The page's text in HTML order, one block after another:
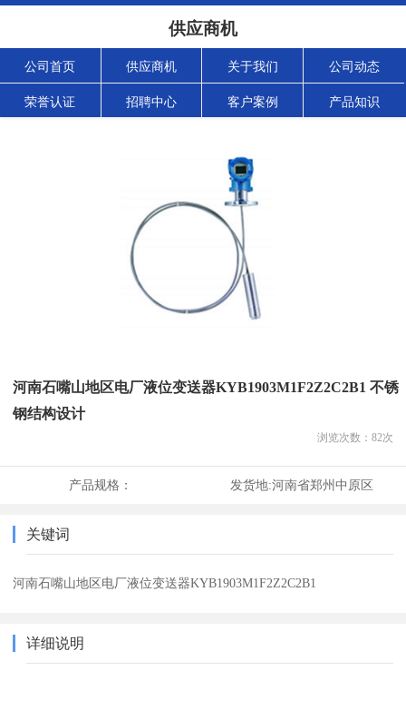
供应商机
公司首页 供应商机 关于我们 公司动态
荣誉认证 招聘中心 客户案例 产品知识
河南石嘴山地区电厂液位变送器KYB1903M1F2Z2C2B1 不锈
钢结构设计
浏览次数： 82次
产品规格： 发货地:河南省郑州中原区
关键词
河南石嘴山地区电厂液位变送器KYB1903M1F2Z2C2B1
详细说明